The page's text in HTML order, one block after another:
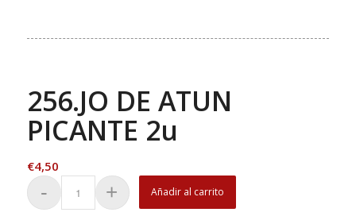
256.JO DE ATUN
PICANTE 2u
€4,50
Añadir al carrito